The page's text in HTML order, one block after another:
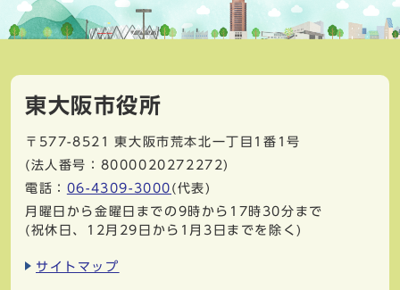
東大阪市役所
〒577-8521
東大阪市荒本北一丁目1番1号
(法人番号：8000020272272)
電話： 06-4309-3000 (代表)
月曜日から金曜日までの9時から17時30分まで
(祝休日、12月29日から1月3日までを除く)
サイトマップ